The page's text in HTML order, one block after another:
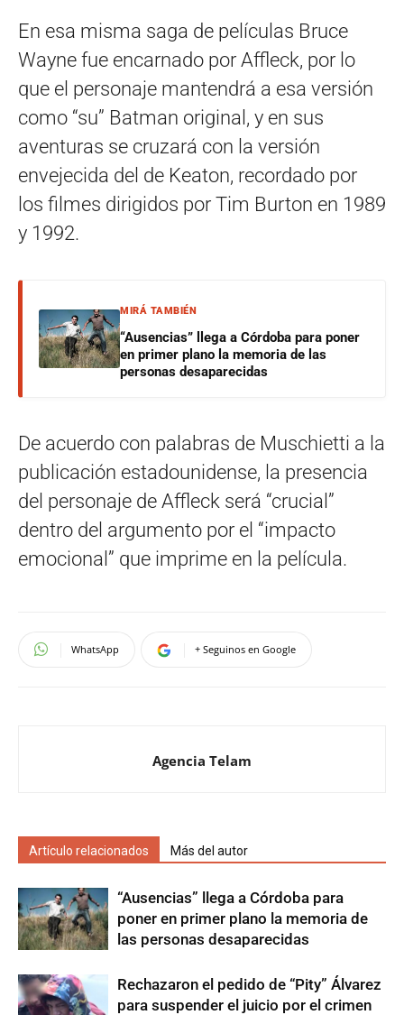
En esa misma saga de películas Bruce
Wayne fue encarnado por Affleck, por lo
que el personaje mantendrá a esa versión
como “su” Batman original, y en sus
aventuras se cruzará con la versión
envejecida del de Keaton, recordado por
los filmes dirigidos por Tim Burton en 1989
y 1992.
MIRÁ TAMBIÉN
“Ausencias” llega a Córdoba para poner
en primer plano la memoria de las
personas desaparecidas
De acuerdo con palabras de Muschietti a la
publicación estadounidense, la presencia
del personaje de Affleck será “crucial”
dentro del argumento por el “impacto
emocional” que imprime en la película.
WhatsApp + Seguinos en Google
Agencia Telam
Artículo relacionados Más del autor
“Ausencias” llega a Córdoba para
poner en primer plano la memoria de
las personas desaparecidas
Rechazaron el pedido de “Pity” Álvarez
para suspender el juicio por el crimen